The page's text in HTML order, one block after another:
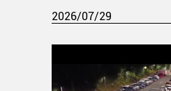
2026/07/29